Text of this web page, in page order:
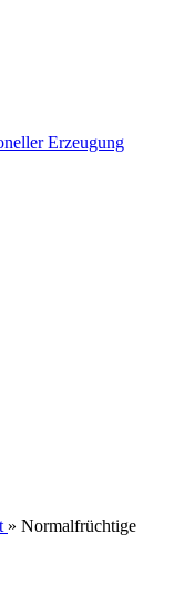
Erzeugung
» Normalfrüchtige